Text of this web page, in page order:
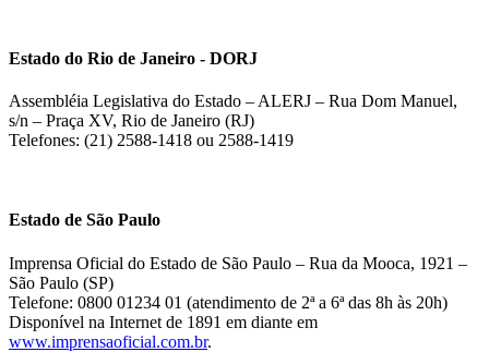
Estado do Rio de Janeiro - DORJ
Assembléia Legislativa do Estado – ALERJ – Rua Dom Manuel,
s/n – Praça XV, Rio de Janeiro (RJ)
Telefones: (21) 2588-1418 ou 2588-1419
Estado de São Paulo
Imprensa Oficial do Estado de São Paulo – Rua da Mooca, 1921 –
São Paulo (SP)
Telefone: 0800 01234 01 (atendimento de 2ª a 6ª das 8h às 20h)
Disponível na Internet de 1891 em diante em
www.imprensaoficial.com.br.